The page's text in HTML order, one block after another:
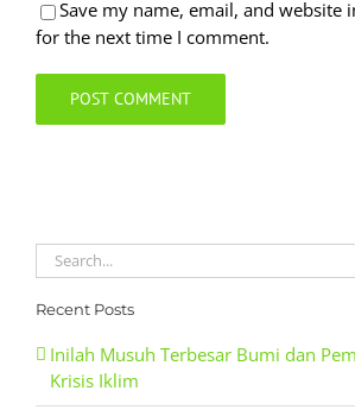
Save my name, email, and website
for the next time I comment.
Search
for:
Recent Posts
Inilah Musuh Terbesar Bumi dan
Krisis Iklim